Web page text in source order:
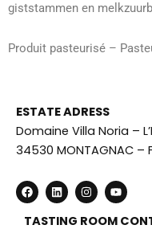
giststammen en
Produit pasteurisé –
ESTATE ADRESS
Domaine Villa Noria –
34530 MONTAGNAC –
F
a
c
e
L
i
n
k
I
n
s
t
Y
o
u
t
TASTING ROOM